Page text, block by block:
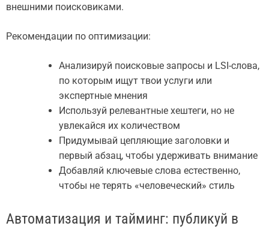
внешними поисковиками.
Рекомендации по оптимизации:
Анализируй поисковые запросы и LSI-слова,
по которым ищут твои услуги или
экспертные мнения
Используй релевантные хештеги, но не
увлекайся их количеством
Придумывай цепляющие заголовки и
первый абзац, чтобы удерживать внимание
Добавляй ключевые слова естественно,
чтобы не терять «человеческий» стиль
Автоматизация и тайминг: публикуй в